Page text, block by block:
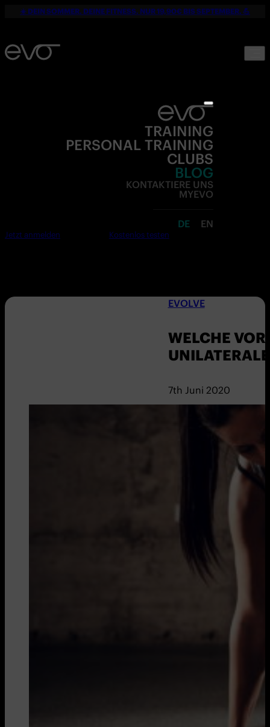
☀️ DEIN SOMMER. DEINE FITNESS. NUR 19,90€ BIS SEPTEMBER. 💪
TRAINING
PERSONAL TRAINING
CLUBS
BLOG
KONTAKTIERE UNS
MYEVO
DE EN
Jetzt anmelden Kostenlos testen
EVOLVE
WELCHE
7th Juni 2020